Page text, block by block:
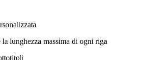
lunghezza massima di ogni riga